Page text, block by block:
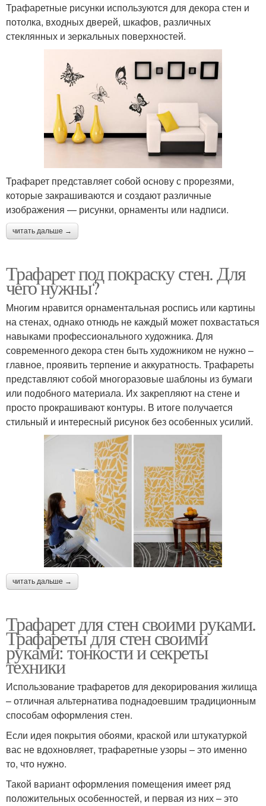
Трафаретные рисунки используются для декора стен и
потолка, входных дверей, шкафов, различных
стеклянных и зеркальных поверхностей.
Трафарет представляет собой основу с прорезями,
которые закрашиваются и создают различные
изображения — рисунки, орнаменты или надписи.
читать дальше →
Трафарет под покраску стен. Для
чего нужны?
Многим нравится орнаментальная роспись или картины
на стенах, однако отнюдь не каждый может похвастаться
навыками профессионального художника. Для
современного декора стен быть художником не нужно –
главное, проявить терпение и аккуратность. Трафареты
представляют собой многоразовые шаблоны из бумаги
или подобного материала. Их закрепляют на стене и
просто прокрашивают контуры. В итоге получается
стильный и интересный рисунок без особенных усилий.
читать дальше →
Трафарет для стен своими руками.
Трафареты для стен своими
руками: тонкости и секреты
техники
Использование трафаретов для декорирования жилища
– отличная альтернатива поднадоевшим традиционным
способам оформления стен.
Если идея покрытия обоями, краской или штукатуркой
вас не вдохновляет, трафаретные узоры – это именно
то, что нужно.
Такой вариант оформления помещения имеет ряд
положительных особенностей, и первая из них – это